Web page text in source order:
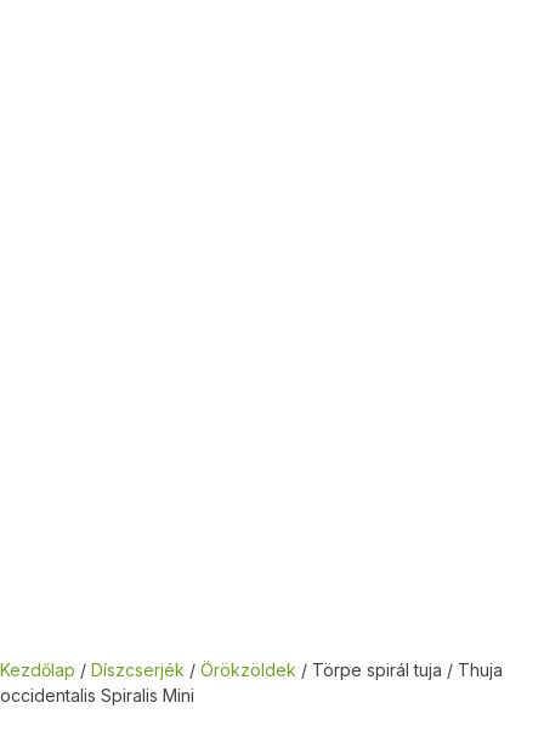
Kezdőlap / Díszcserjék / Örökzöldek / Törpe spirál tuja / Thuja
occidentalis Spiralis Mini